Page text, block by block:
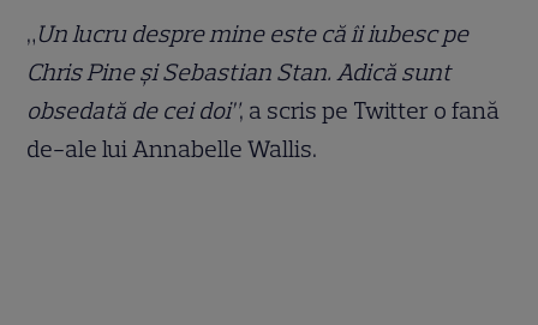
„Un lucru despre mine este că îi iubesc pe
Chris Pine și Sebastian Stan. Adică sunt
obsedată de cei doi”, a scris pe Twitter o fană
de-ale lui Annabelle Wallis.